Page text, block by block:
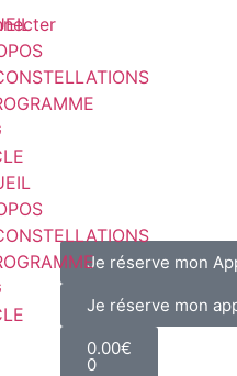
Je réserve mon
Je réserve mon
0.00€
0